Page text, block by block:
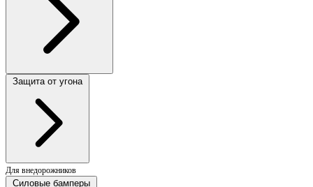
Защита от угона
Для внедорожников
Силовые бамперы